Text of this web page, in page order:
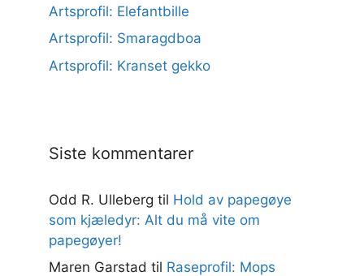
Artsprofil: Elefantbille
Artsprofil: Smaragdboa
Artsprofil: Kranset gekko
Siste kommentarer
Odd R. Ulleberg til Hold av papegøye
som kjæledyr: Alt du må vite om
papegøyer!
Maren Garstad til Raseprofil: Mops